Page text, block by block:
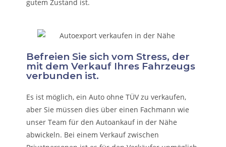
gutem Zustand ist.
Befreien Sie sich vom Stress, der
mit dem Verkauf Ihres Fahrzeugs
verbunden ist.
Es ist möglich, ein Auto ohne TÜV zu verkaufen,
aber Sie müssen dies über einen Fachmann wie
unser Team für den Autoankauf in der Nähe
abwickeln. Bei einem Verkauf zwischen